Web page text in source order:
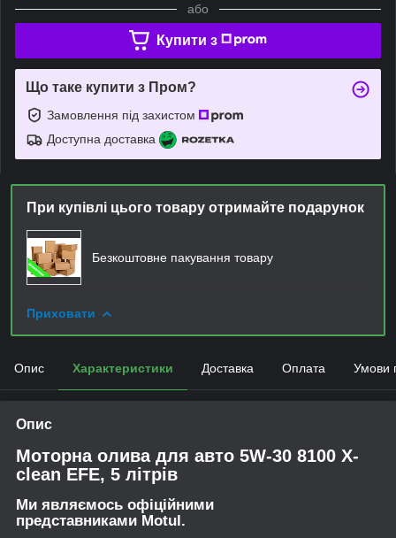
або
Купити з
Що таке купити з Пром?
Замовлення під захистом
Доступна доставка
При купівлі цього товару отримайте подарунок
Безкоштовне пакування товару
Приховати
Опис Характеристики Доставка Оплата Умови
Опис
Моторна олива для авто 5W-30 8100 X-
clean EFE, 5 літрів
Ми являємось офіційними
представниками Motul.